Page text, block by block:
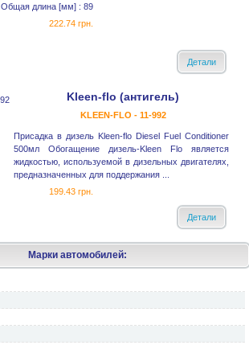
Марки автомобилей:
Общая длина [мм] : 89
222.74 грн.
Детали
Kleen-flo (антигель)
KLEEN-FLO - 11-992
Присадка в дизель Kleen-flo Diesel Fuel Conditioner
500мл Обогащение дизель-Kleen Flo является
жидкостью, используемой в дизельных двигателях,
предназначенных для поддержания ...
199.43 грн.
Детали